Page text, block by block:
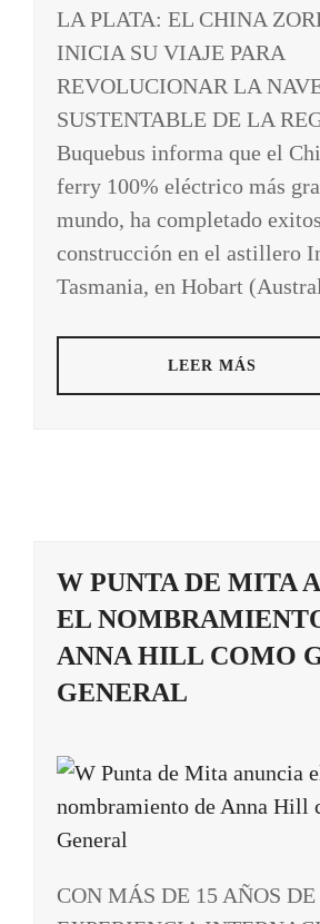
LA PLATA: EL CHINA
INICIA SU VIAJE PARA
REVOLUCIONAR LA
SUSTENTABLE DE LA
Buquebus informa que el
ferry 100% eléctrico más
mundo, ha completado
construcción en el astillero
Tasmania, en Hobart
LEER MÁS
W PUNTA DE MITA
EL
ANNA HILL COMO
GENERAL
CON MÁS DE 15 AÑOS DE